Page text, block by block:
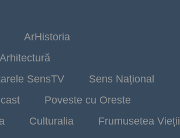
ArHistoria
SensTV
Sens Național
Poveste cu Oreste
Culturalia Frumusetea Vieții